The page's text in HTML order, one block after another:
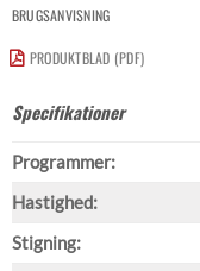
BRUGSANVISNING
PRODUKTBLAD (PDF)
Specifikationer
Programmer:
Hastighed:
Stigning: